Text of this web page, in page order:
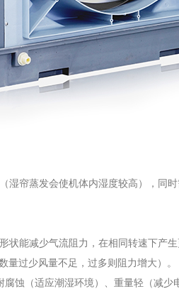
湿帘蒸发会使机体内湿度较高），同
状能减少气流阻力，在相同转速下产
量过少风量不足，过多则阻力增大）。
蚀（适应潮湿环境）、重量轻（减少